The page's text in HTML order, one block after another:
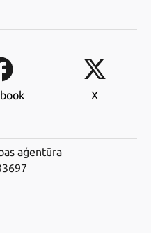
X
aģentūra